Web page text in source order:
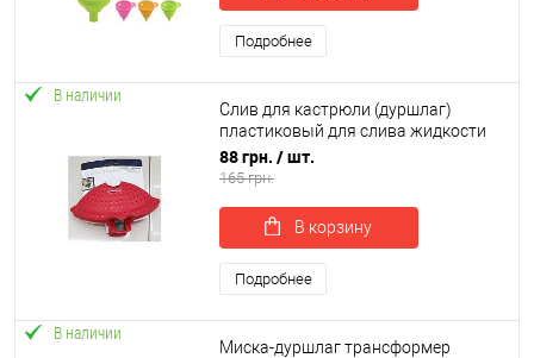
Подробнее
В наличии
Слив для кастрюли (дуршлаг)
пластиковый для слива жидкости
на клипсе (зажиме) 18см Stenson
(C39663)
88 грн. / шт.
165 грн.
В корзину
Подробнее
В наличии
Миска-дуршлаг трансформер